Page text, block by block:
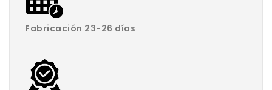
Fabricación 23-26 días